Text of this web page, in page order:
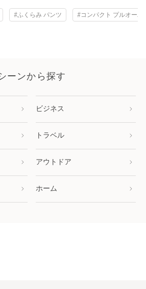
#ふくらみ パンツ #コンパクト プルオーバ
ーンから探す
ビジネス
トラベル
アウトドア
ホーム